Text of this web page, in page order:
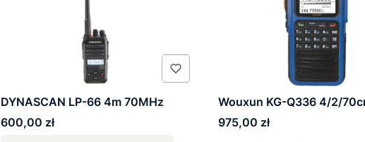
DYNASCAN LP-66 4m 70MHz
Cena
600,00 zł
Wouxun KG-Q336 4/2/
Cena
975,00 zł